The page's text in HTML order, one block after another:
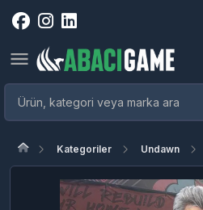
Kategoriler Undawn